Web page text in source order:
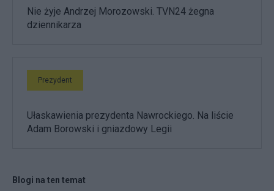
Nie żyje Andrzej Morozowski. TVN24 żegna
dziennikarza
Prezydent
Ułaskawienia prezydenta Nawrockiego. Na liście
Adam Borowski i gniazdowy Legii
Blogi na ten temat